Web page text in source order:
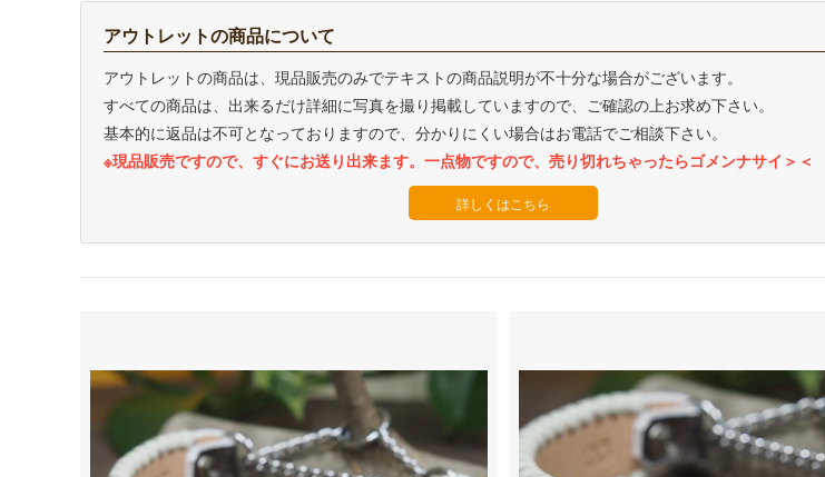
アウトレットの商品について
アウトレットの商品は、現品販売のみでテキストの商品説明が不十分な場合がございます。
すべての商品は、出来るだけ詳細に写真を撮り掲載していますので、ご確認の上お求め下さい。
基本的に返品は不可となっておりますので、分かりにくい場合はお電話でご相談下さい。
※現品販売ですので、すぐにお送り出来ます。一点物ですので、売り切れちゃったらゴメンナサイ＞＜
詳しくはこちら